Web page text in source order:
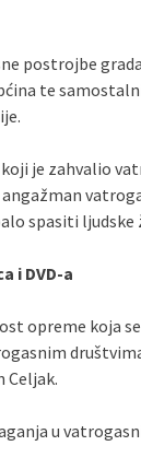
postrojbe
te
je zahvalio
spasiti ljudske
i DVD-a
opreme koja se
Celjak.
u